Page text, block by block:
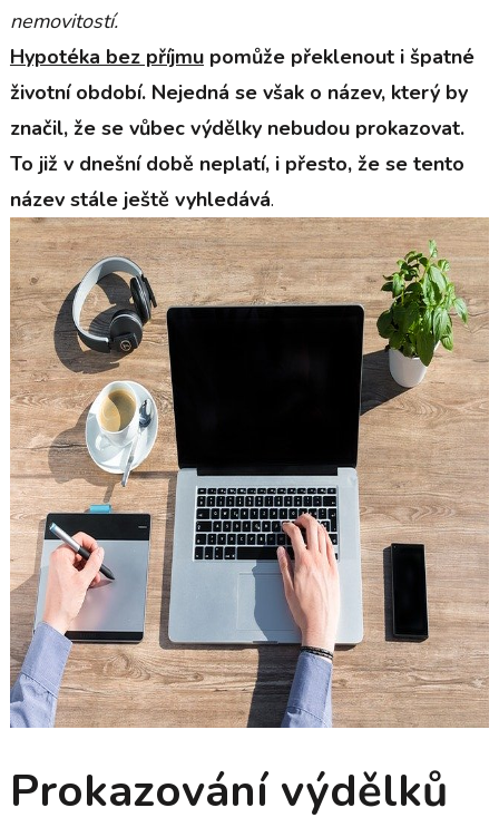
nemovitostí.
Hypotéka bez příjmupomůže překlenout i špatné
životní období. Nejedná se však o název, který by
značil, že se vůbec výdělky nebudou prokazovat.
To již v dnešní době neplatí, i přesto, že se tento
název stále ještě vyhledává.
Prokazování výdělků